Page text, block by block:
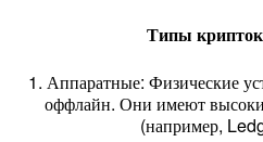
Типы
1. Аппаратные: Физические
оффлайн. Они имеют
(например,